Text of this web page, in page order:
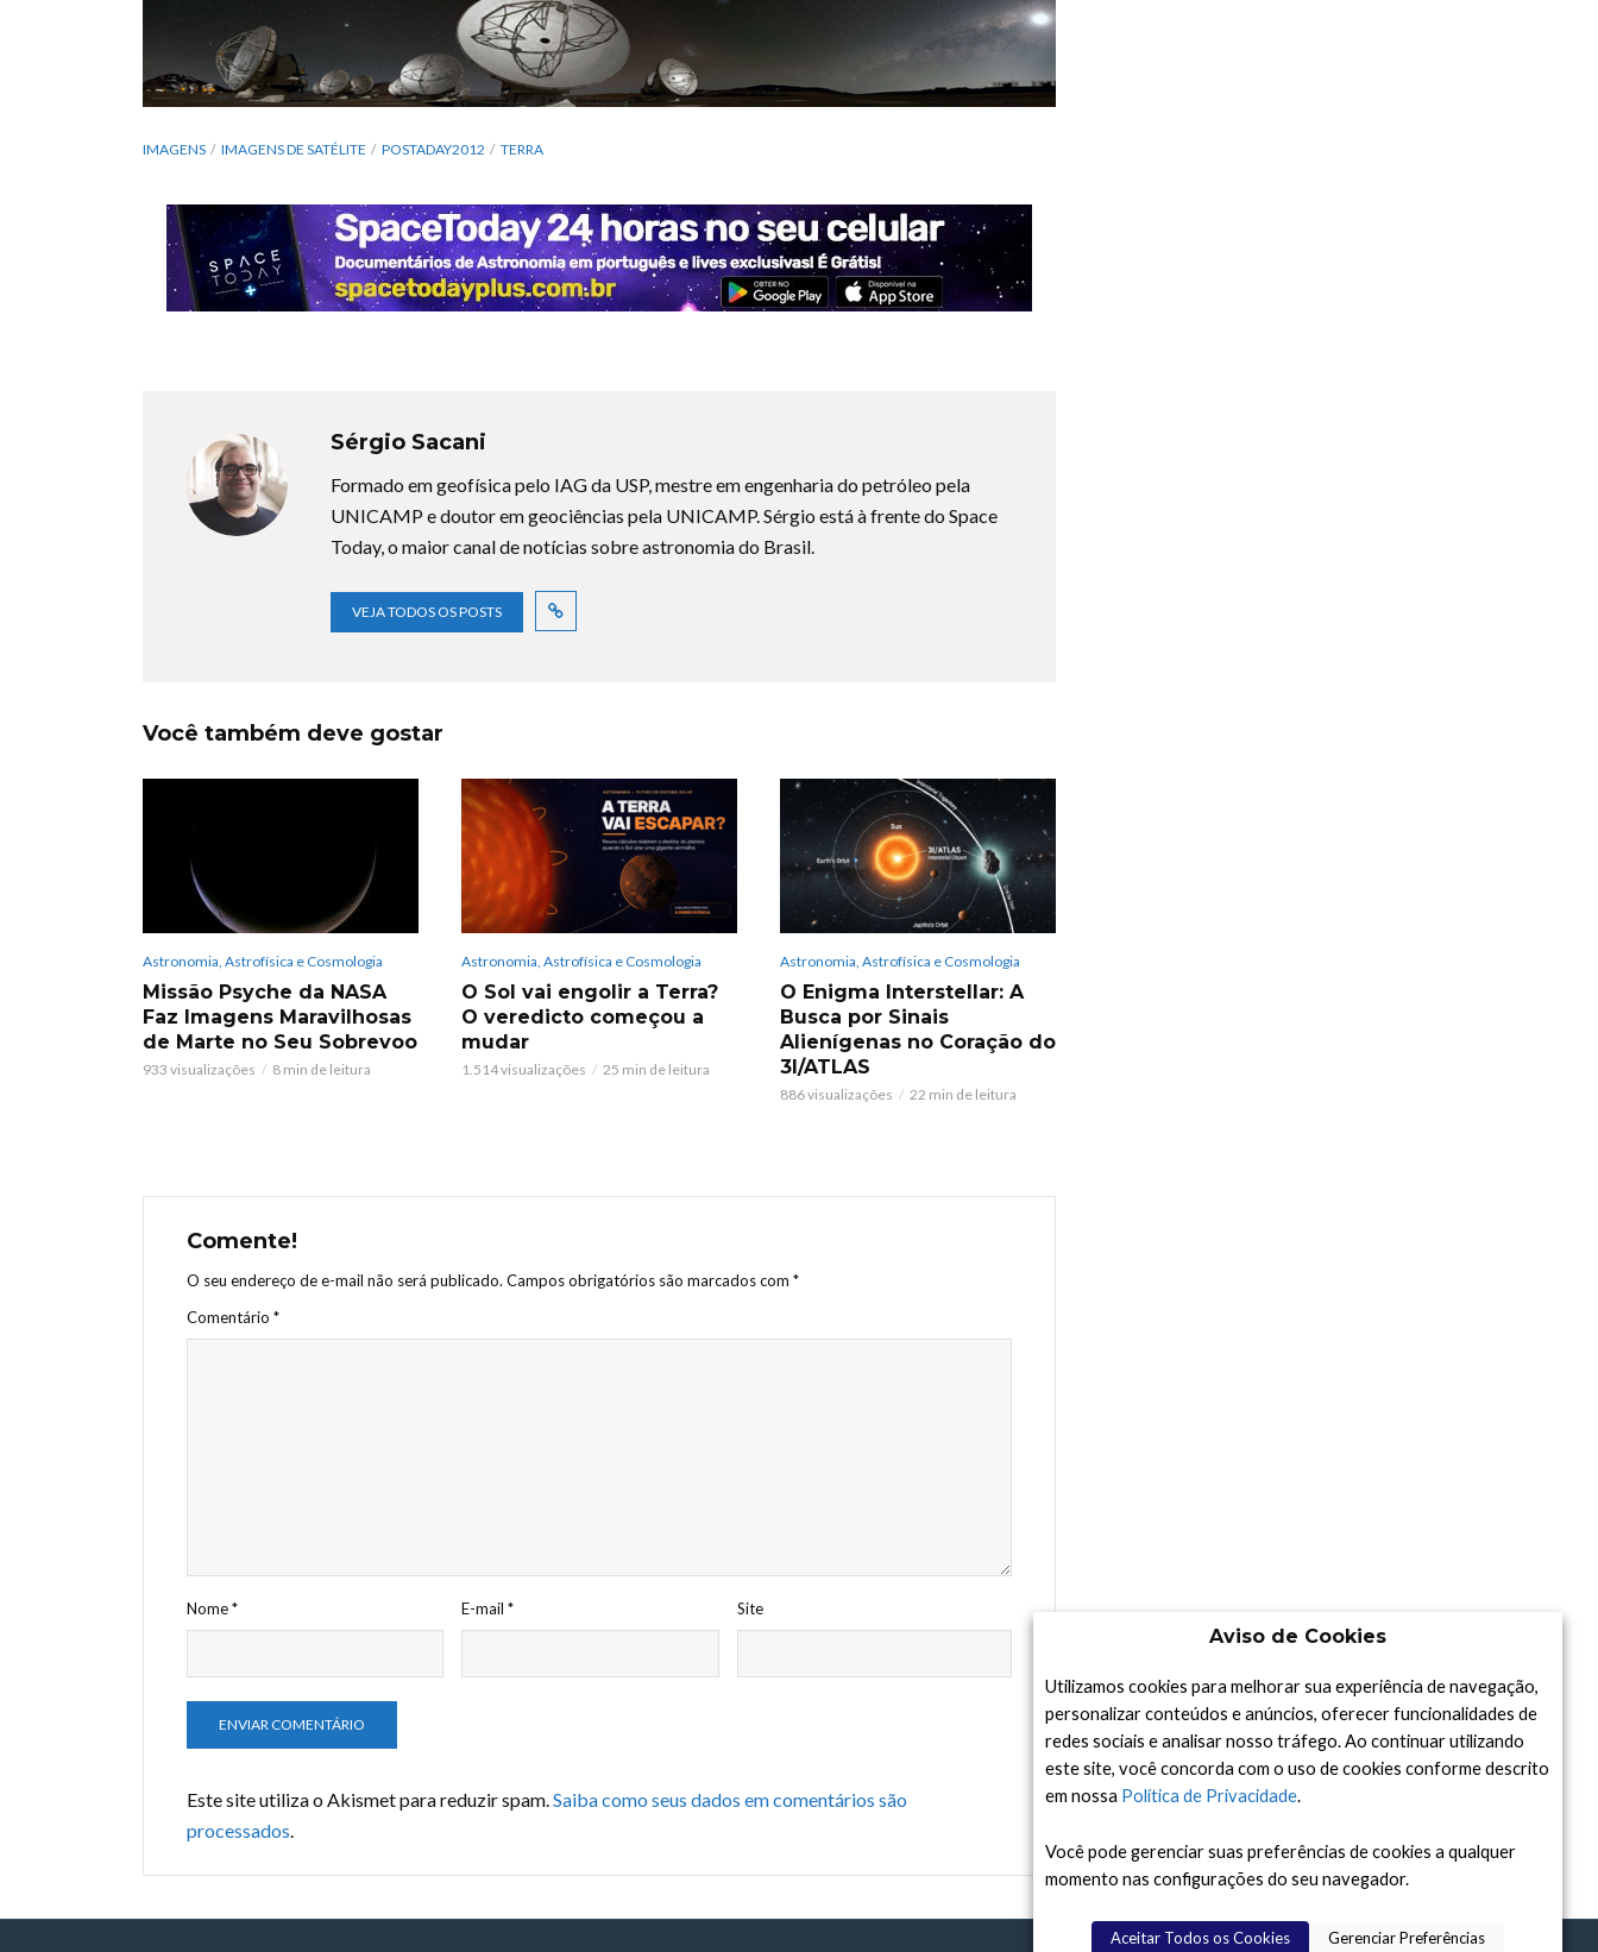
IMAGENS IMAGENS DE SATÉLITE POSTADAY2012 TERRA
Sérgio Sacani
Formado em geofísica pelo IAG da USP, mestre em engenharia do petróleo pela
UNICAMP e doutor em geociências pela UNICAMP. Sérgio está à frente do Space
Today, o maior canal de notícias sobre astronomia do Brasil.
VEJA TODOS OS POSTS
Você também deve gostar
Astronomia, Astrofísica e Cosmologia
Missão Psyche da NASA
Faz Imagens Maravilhosas
de Marte no Seu Sobrevoo
933 visualizações 8 min de leitura
Astronomia, Astrofísica e Cosmologia
O Sol vai engolir a Terra?
O veredicto começou a
mudar
1.514 visualizações 25 min de leitura
Astronomia, Astrofísica e Cosmologia
O Enigma Interstellar: A
Busca por Sinais
Alienígenas no Coração do
3I/ATLAS
886 visualizações 22 min de leitura
Comente!
O seu endereço de e-mail não será publicado. Campos obrigatórios são marcados com *
Comentário *
Nome* E-mail* Site
Este site utiliza o Akismet para reduzir spam.Saiba como seus dados em comentários são
processados.
Aviso de Cookies
Utilizamos cookies para melhorar sua experiência de navegação,
personalizar conteúdos e anúncios, oferecer funcionalidades de
redes sociais e analisar nosso tráfego. Ao continuar utilizando
este site, você concorda com o uso de cookies conforme descrito
em nossa Política de Privacidade.
Você pode gerenciar suas preferências de cookies a qualquer
momento nas configurações do seu navegador.
Aceitar Todos os Cookies Gerenciar Preferências